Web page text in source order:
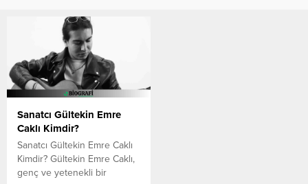
Sanatcı Gültekin Emre
Caklı Kimdir?
Sanatcı Gültekin Emre Caklı
Kimdir? Gültekin Emre Caklı,
genç ve yetenekli bir